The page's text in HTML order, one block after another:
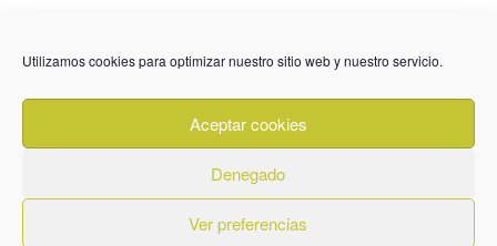
Utilizamos cookies para optimizar nuestro sitio web y nuestro servicio.
Aceptar cookies
Denegado
Ver preferencias
636 01 61 85
Fuente Palmera
info @ fuentepalmerainformacion.es
Privacidad Aviso legal
Cookies
Quiénes Somos
Contacto